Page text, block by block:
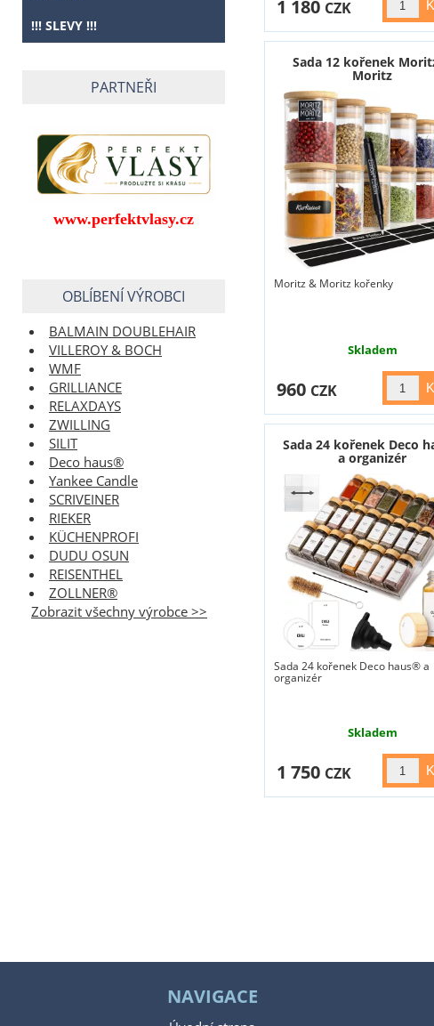
1 180 CZK
Sada 12 kořenek
Moritz
Moritz & Moritz kořenky
Skladem
960 CZK
Sada 24 kořenek Deco
a organizér
Sada 24 kořenek Deco haus® a
organizér
Skladem
1 750 CZK
!!! SLEVY !!!
PARTNEŘI
www.perfektvlasy.cz
OBLÍBENÍ VÝROBCI
BALMAIN DOUBLEHAIR
VILLEROY & BOCH
WMF
GRILLIANCE
RELAXDAYS
ZWILLING
SILIT
Deco haus®
Yankee Candle
SCRIVEINER
RIEKER
KÜCHENPROFI
DUDU OSUN
REISENTHEL
ZOLLNER®
Zobrazit všechny výrobce >>
NAVIGACE